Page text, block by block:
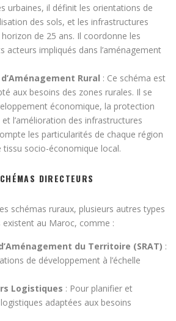
urbaines, il définit les orientations de
des sols, et les infrastructures
de 25 ans. Il coordonne les
acteurs impliqués dans l’aménagement
Rural : Ce schéma est
aux besoins des zones rurales. Il se
économique, la protection
l’amélioration des infrastructures
les particularités de chaque région
tissu socio-économique local.
DIRECTEURS
schémas ruraux, plusieurs autres types
existent au Maroc, comme :
du Territoire (SRAT) :
de développement à l’échelle
Logistiques : Pour planifier et
adaptées aux besoins